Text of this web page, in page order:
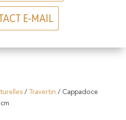
E-MAIL
/ Travertin / Cappadoce